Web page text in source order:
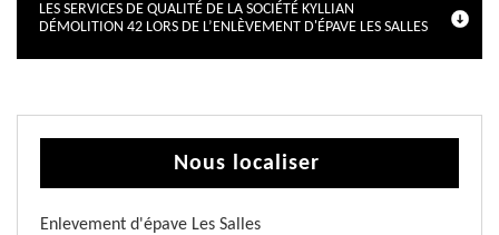
LES SERVICES DE QUALITÉ DE LA SOCIÉTÉ KYLLIAN
DÉMOLITION 42 LORS DE L’ENLÈVEMENT D'ÉPAVE LES SALLES
Nous localiser
Enlevement d'épave Les Salles